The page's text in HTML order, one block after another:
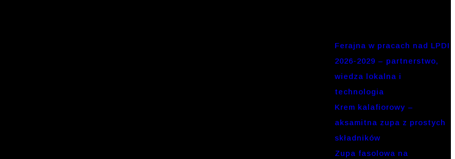
Ferajna w pracach nad LPDI
2026-2029 – partnerstwo,
wiedza lokalna i
technologia
Krem kalafiorowy –
aksamitna zupa z prostych
składników
Zupa fasolowa na